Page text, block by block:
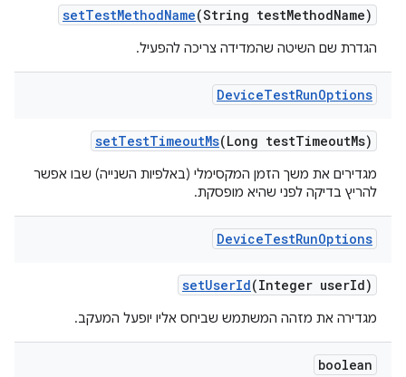
setTestMethodName(String testMethodName)
הגדרת שם השיטה שהמדידה צריכה להפעיל.
DeviceTestRunOptions
setTestTimeoutMs(Long testTimeoutMs)
מגדירים את משך הזמן המקסימלי (באלפיות השנייה) שבו אפשר
להריץ בדיקה לפני שהיא מופסקת.
DeviceTestRunOptions
setUserId(Integer userId)
מגדירה את מזהה המשתמש שביחס אליו יופעל המעקב.
boolean